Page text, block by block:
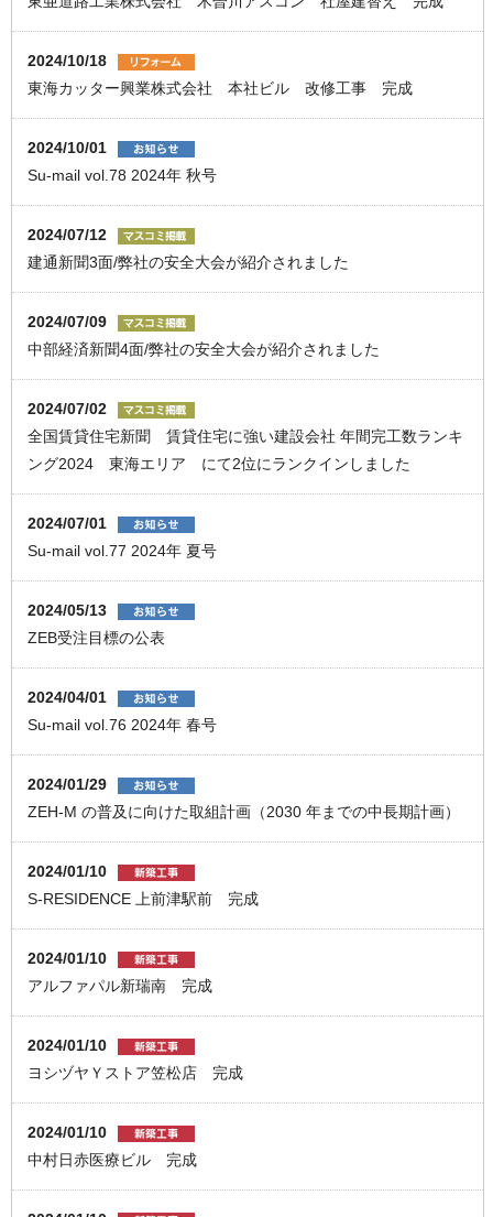
2024/10/18
東海カッター興業株式会社 本社ビル 改修工事 完成
2024/10/01
Su-mail vol.78 2024年 秋号
2024/07/12
建通新聞3面/弊社の安全大会が紹介されました
2024/07/09
中部経済新聞4面/弊社の安全大会が紹介されました
2024/07/02
全国賃貸住宅新聞 賃貸住宅に強い建設会社 年間完工数ランキ
ング2024 東海エリア にて2位にランクインしました
2024/07/01
Su-mail vol.77 2024年 夏号
2024/05/13
ZEB受注目標の公表
2024/04/01
Su-mail vol.76 2024年 春号
2024/01/29
ZEH-M の普及に向けた取組計画（2030 年までの中⻑期計画）
2024/01/10
S-RESIDENCE 上前津駅前 完成
2024/01/10
アルファパル新瑞南 完成
2024/01/10
ヨシヅヤＹストア笠松店 完成
2024/01/10
中村日赤医療ビル 完成